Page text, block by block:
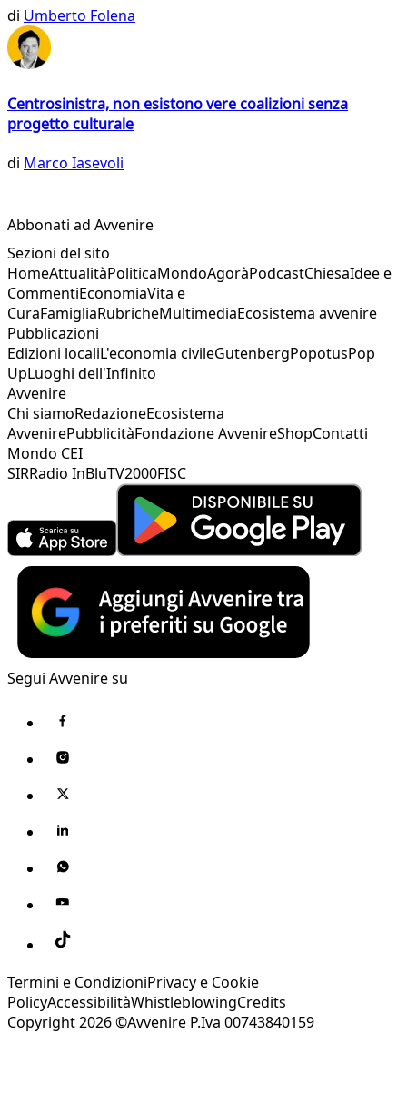
di Umberto Folena
Centrosinistra, non esistono vere coalizioni senza
progetto culturale
di Marco Iasevoli
Abbonati ad Avvenire
Sezioni del sito
HomeAttualitàPoliticaMondoAgoràPodcastChiesaIdee e
CommentiEconomiaVita e
CuraFamigliaRubricheMultimediaEcosistema avvenire
Pubblicazioni
Edizioni localiL'economia civileGutenbergPopotusPop
UpLuoghi dell'Infinito
Avvenire
Chi siamoRedazioneEcosistema
AvvenirePubblicitàFondazione AvvenireShopContatti
Mondo CEI
SIRRadio InBluTV2000FISC
Segui Avvenire su
Termini e CondizioniPrivacy e Cookie
PolicyAccessibilitàWhistleblowingCredits
Copyright 2026 ©Avvenire P.Iva 00743840159